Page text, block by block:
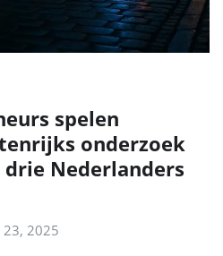
spelen
onderzoek
Nederlanders
23, 2025